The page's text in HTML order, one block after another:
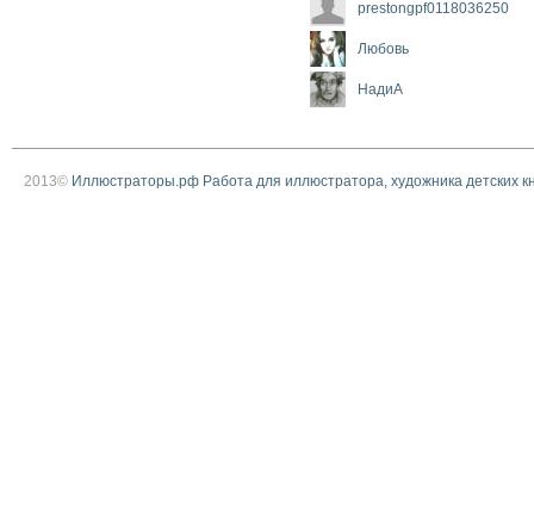
prestongpf0118036250
Любовь
НадиА
2013© Иллюстраторы.рф Работа для иллюстратора, художника детских